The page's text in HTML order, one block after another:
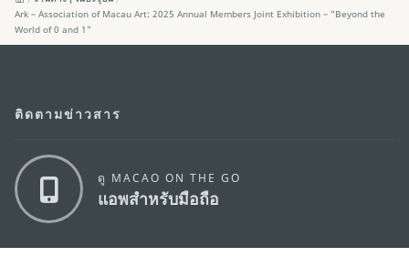
Ark – Association of Macau Art: 2025 Annual Members Joint Exhibition – “Beyond the
World of 0 and 1”
ติดตามข่าวสาร
ดู MACAO ON THE GO
แอพสำหรับมือถือ